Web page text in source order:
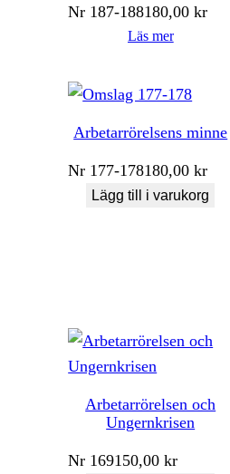
Nr 187-188180,00kr
Läs mer
Arbetarrörelsens minne
Nr 177-178180,00kr
Lägg till i varukorg
Arbetarrörelsen och
Ungernkrisen
Nr 169150,00kr